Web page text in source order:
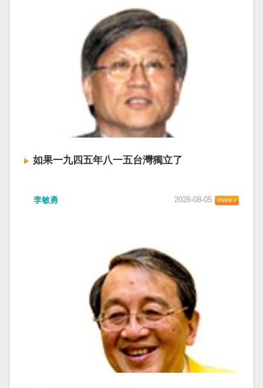
如果一九四五年八一五台灣獨立了
李敏勇 2026-08-05